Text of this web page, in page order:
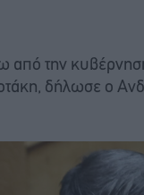
την κυβέρνηση
δήλωσε ο